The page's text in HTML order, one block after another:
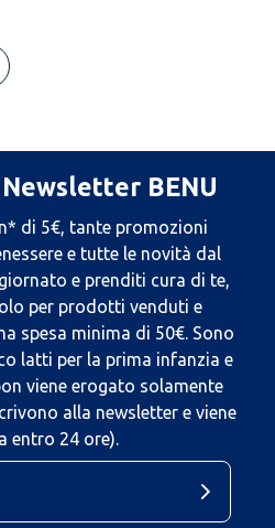
BENU
di 5€, tante promozioni
e tutte le novità dal
e prenditi cura di te,
per prodotti venduti e
spesa minima di 50€. Sono
latti per la prima infanzia e
viene erogato solamente
alla newsletter e viene
entro 24 ore).